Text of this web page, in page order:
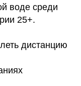
воде среди
25+.
дистанцию